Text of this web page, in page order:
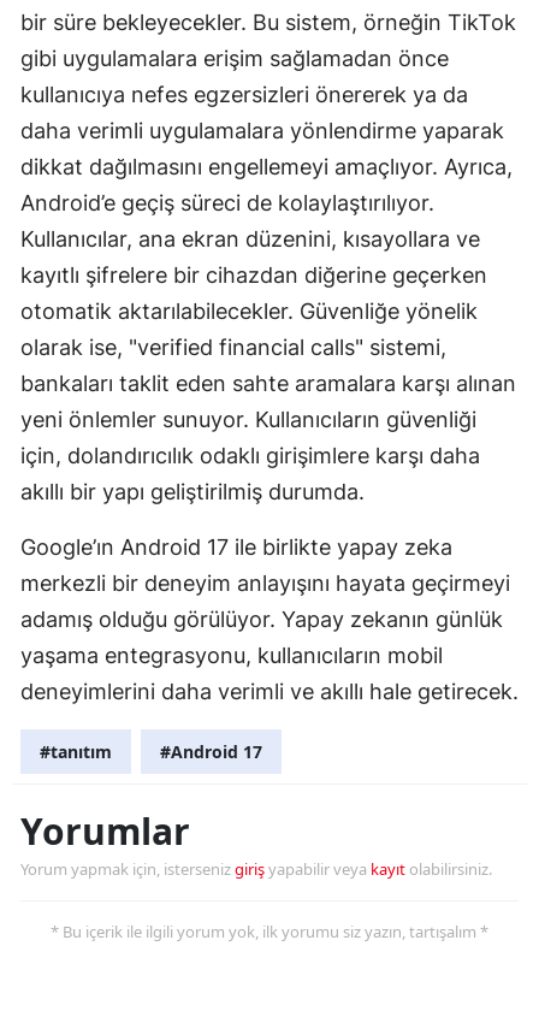
bir süre bekleyecekler. Bu sistem, örneğin TikTok
gibi uygulamalara erişim sağlamadan önce
kullanıcıya nefes egzersizleri önererek ya da
daha verimli uygulamalara yönlendirme yaparak
dikkat dağılmasını engellemeyi amaçlıyor. Ayrıca,
Android’e geçiş süreci de kolaylaştırılıyor.
Kullanıcılar, ana ekran düzenini, kısayollara ve
kayıtlı şifrelere bir cihazdan diğerine geçerken
otomatik aktarılabilecekler. Güvenliğe yönelik
olarak ise, "verified financial calls" sistemi,
bankaları taklit eden sahte aramalara karşı alınan
yeni önlemler sunuyor. Kullanıcıların güvenliği
için, dolandırıcılık odaklı girişimlere karşı daha
akıllı bir yapı geliştirilmiş durumda.
Google’ın Android 17 ile birlikte yapay zeka
merkezli bir deneyim anlayışını hayata geçirmeyi
adamış olduğu görülüyor. Yapay zekanın günlük
yaşama entegrasyonu, kullanıcıların mobil
deneyimlerini daha verimli ve akıllı hale getirecek.
#tanıtım #Android 17
Yorumlar
Yorum yapmak için, istersenizgirişyapabilir veya kayıt olabilirsiniz.
* Bu içerik ile ilgili yorum yok, ilk yorumu siz yazın, tartışalım *